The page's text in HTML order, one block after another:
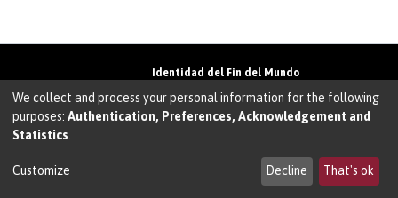
Identidad del Fin del Mundo
01855 • Punta Arenas • Chile
Teléfono:+56 61 207135• Email:
We collect and process your personal information for the following
purposes: Authentication, Preferences, Acknowledgement and
Statistics
Customize Decline That's ok